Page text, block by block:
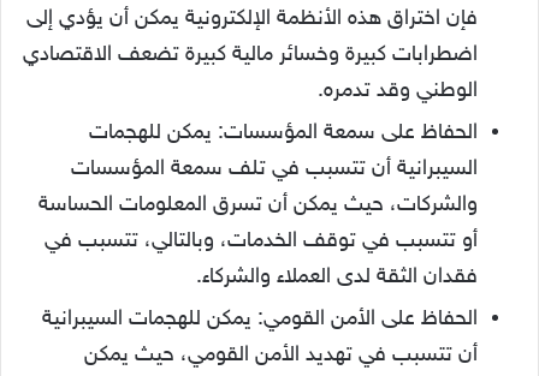
فإن اختراق هذه الأنظمة الإلكترونية يمكن أن يؤدي إلى
اضطرابات كبيرة وخسائر مالية كبيرة تضعف الاقتصادي
الوطني وقد تدمره.
الحفاظ على سمعة المؤسسات: يمكن للهجمات
السيبرانية أن تتسبب في تلف سمعة المؤسسات
والشركات، حيث يمكن أن تسرق المعلومات الحساسة
أو تتسبب في توقف الخدمات، وبالتالي، تتسبب في
فقدان الثقة لدى العملاء والشركاء.
الحفاظ على الأمن القومي: يمكن للهجمات السيبرانية
أن تتسبب في تهديد الأمن القومي، حيث يمكن